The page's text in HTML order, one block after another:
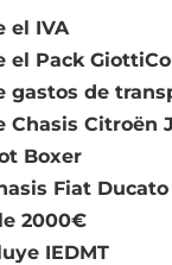
el IVA
el Pack
gastos de
Chasis Citroën
Boxer
Fiat
2000€
IEDMT